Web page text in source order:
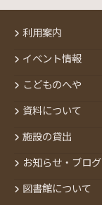
利用案内
イベント情報
こどものへや
資料について
施設の貸出
お知らせ・ブログ
図書館について